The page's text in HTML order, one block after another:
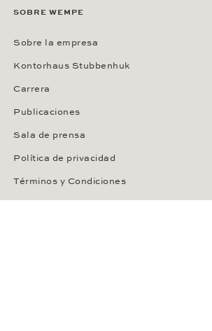
SOBRE WEMPE
Sobre la empresa
Kontorhaus Stubbenhuk
Carrera
Publicaciones
Sala de prensa
Política de privacidad
Términos y Condiciones